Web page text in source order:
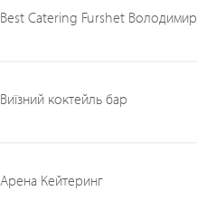
Best Catering Furshet Володимир
Виїзний коктейль бар
Арена Кейтеринг